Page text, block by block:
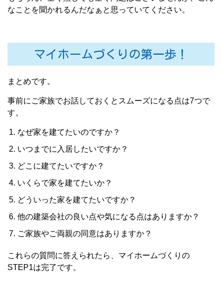
なことを聞かれるんだなぁと思っていてください。
マイホームづくりの第一歩！
まとめです。
事前にご家族でお話しておくとスムーズになる点は7つで
す。
なぜ家を建てたいのですか？
いつまでに入居したいですか？
どこに建てたいですか？
いくらで家を建てたいか？
どういった家を建てたいですか？
他の建築会社の良い点や気になる点はありますか？
ご家族やご両親の同意はありますか？
これらの質問に答えられたら、マイホームづくりの
STEP1は完了です。